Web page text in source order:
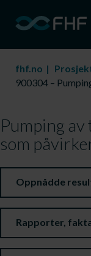
fhf.no
Pumping
som
Oppnådde
Rapporter,